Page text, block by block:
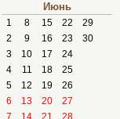
Июнь
1 8 15 22
29
2
9 16 23
30
3
10 17
24
4
11 18
25
5
12 19
26
6
13 20
27
7
14 21 28